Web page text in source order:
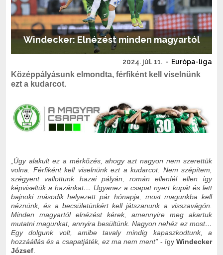
Windecker: Elnézést minden magyartól
2024. júl. 11. - Európa-liga
Középpályásunk elmondta, férfiként kell viselnünk
ezt a kudarcot.
„Úgy alakult ez a mérkőzés, ahogy azt nagyon nem szerettük
volna. Férfiként kell viselnünk ezt a kudarcot. Nem szépítem,
szégyent vallottunk hazai pályán, román ellenfél ellen így
képviseltük a hazánkat… Ugyanez a csapat nyert kupát és lett
bajnoki második helyezett pár hónapja, most magunkba kell
néznünk, és a becsületünkért kell játszanunk a visszavágón.
Minden magyartól elnézést kérek, amennyire meg akartuk
mutatni magunkat, annyira besültünk. Nagyon nehéz ez most…
Egy dolgunk volt, amibe tavaly mindig kapaszkodtunk, a
hozzáállás és a csapatjáték, ez ma nem ment” - ígyWindecker
József